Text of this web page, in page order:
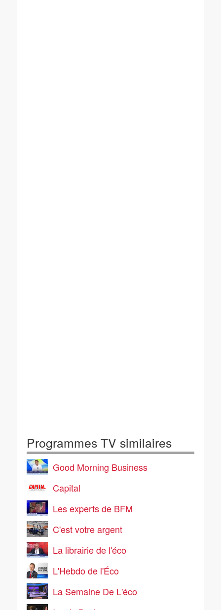
Programmes TV similaires
Good Morning Business
Capital
Les experts de BFM
C'est votre argent
La librairie de l'éco
L'Hebdo de l'Éco
La Semaine De L'éco